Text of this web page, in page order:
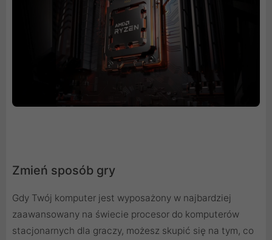
Zmień sposób gry
Gdy Twój komputer jest wyposażony w najbardziej
zaawansowany na świecie procesor do komputerów
stacjonarnych dla graczy, możesz skupić się na tym, co